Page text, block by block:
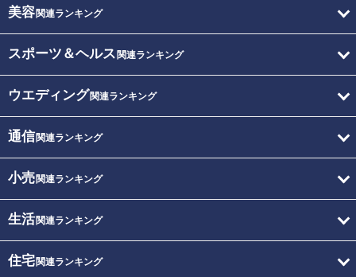
美容関連ランキング
スポーツ＆ヘルス 関連ランキング
ウエディング関連ランキング
通信関連ランキング
小売関連ランキング
生活関連ランキング
住宅関連ランキング